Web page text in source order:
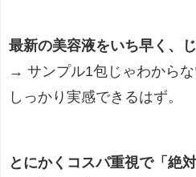
最新の美容液をいち早く、
→ サンプル1包じゃわから
しっかり実感できるはず。
とにかくコスパ重視で「絶